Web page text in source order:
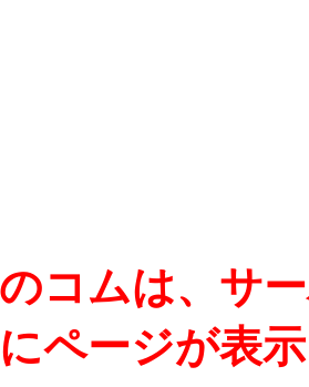
コムは、サ
ページが表